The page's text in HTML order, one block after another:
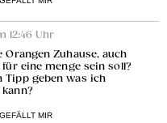
12:46 Uhr
Orangen Zuhause, auch
eine menge sein soll?
Tipp geben was ich
GEFÄLLT MIR